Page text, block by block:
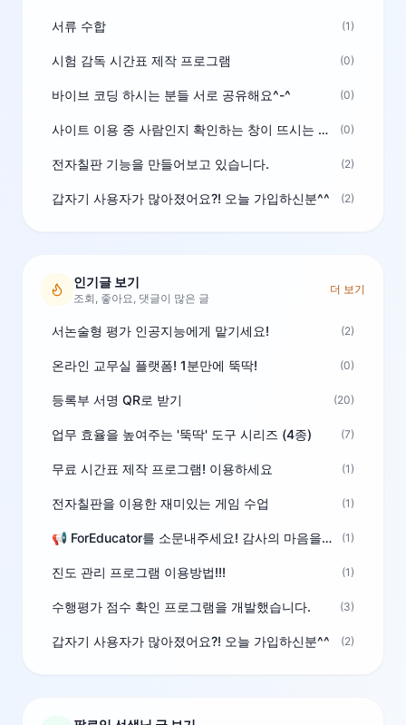
서류 수합 (1)
시험 감독 시간표 제작 프로그램 (0)
바이브 코딩 하시는 분들 서로 공유해요^-^ (0)
사이트 이용 중 사람인지 확인하는 창이 뜨시는 분은 알려주세요 (0)
전자칠판 기능을 만들어보고 있습니다. (2)
갑자기 사용자가 많아졌어요?! 오늘 가입하신분^^ (2)
인기글 보기
조회, 좋아요, 댓글이 많은 글
더 보기
서논술형 평가 인공지능에게 맡기세요! (2)
온라인 교무실 플랫폼! 1분만에 뚝딱! (0)
등록부 서명 QR로 받기 (20)
업무 효율을 높여주는 '뚝딱' 도구 시리즈 (4종) (7)
무료 시간표 제작 프로그램! 이용하세요 (1)
전자칠판을 이용한 재미있는 게임 수업 (1)
📢 ForEducator를 소문내주세요! 감사의 마음을 담은 포인트 선물 (1)
진도 관리 프로그램 이용방법!!! (1)
수행평가 점수 확인 프로그램을 개발했습니다. (3)
갑자기 사용자가 많아졌어요?! 오늘 가입하신분^^ (2)